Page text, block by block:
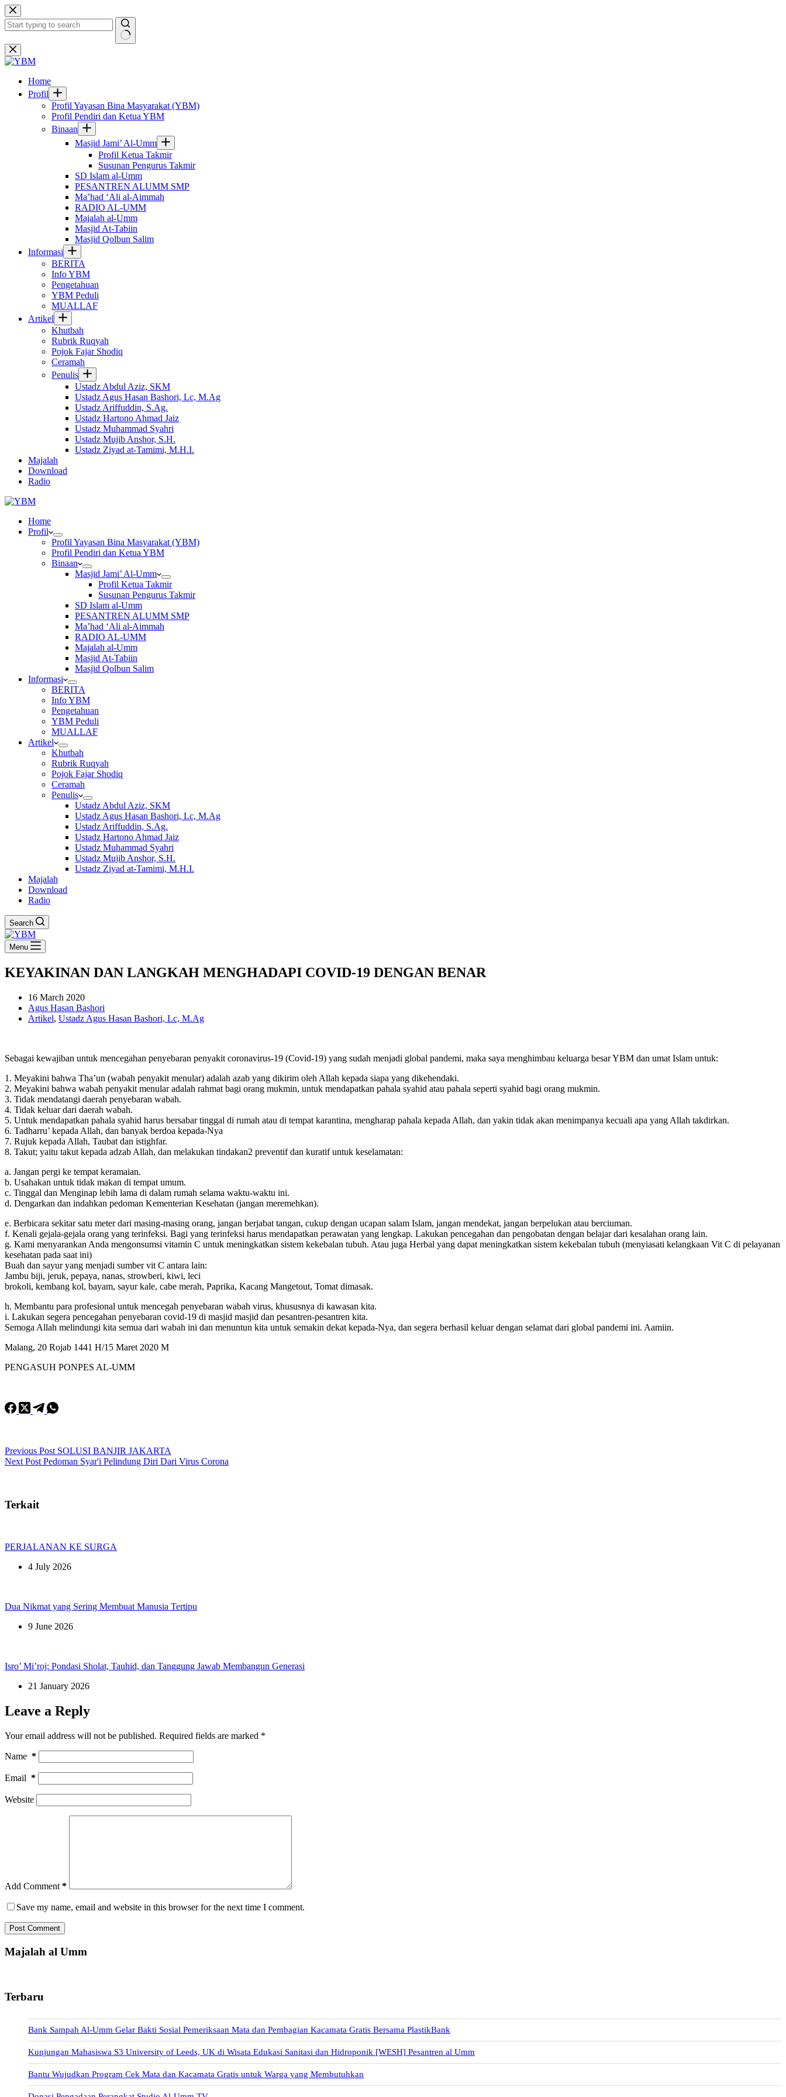
Skip
to
content
No
results
Home
Profil
Profil Yayasan Bina Masyarakat (YBM)
Profil Pendiri dan Ketua YBM
Binaan
Masjid Jami’ Al-Umm
Profil Ketua Takmir
Susunan Pengurus Takmir
SD Islam al-Umm
PESANTREN ALUMM SMP
Ma’had ‘Ali al-Aimmah
RADIO AL-UMM
Majalah al-Umm
Masjid At-Tabiin
Masjid Qolbun Salim
Informasi
BERITA
Info YBM
Pengetahuan
YBM Peduli
MUALLAF
Artikel
Khutbah
Rubrik Ruqyah
Pojok Fajar Shodiq
Ceramah
Penulis
Ustadz Abdul Aziz, SKM
Ustadz Agus Hasan Bashori, Lc, M.Ag
Ustadz Ariffuddin, S.Ag.
Ustadz Hartono Ahmad Jaiz
Ustadz Muhammad Syahri
Ustadz Mujib Anshor, S.H.
Ustadz Ziyad at-Tamimi, M.H.I.
Majalah
Download
Radio
Home
Profil
Profil Yayasan Bina Masyarakat (YBM)
Profil Pendiri dan Ketua YBM
Binaan
Masjid Jami’ Al-Umm
Profil Ketua Takmir
Susunan Pengurus Takmir
SD Islam al-Umm
PESANTREN ALUMM SMP
Ma’had ‘Ali al-Aimmah
RADIO AL-UMM
Majalah al-Umm
Masjid At-Tabiin
Masjid Qolbun Salim
Informasi
BERITA
Info YBM
Pengetahuan
YBM Peduli
MUALLAF
Artikel
Khutbah
Rubrik Ruqyah
Pojok Fajar Shodiq
Ceramah
Penulis
Ustadz Abdul Aziz, SKM
Ustadz Agus Hasan Bashori, Lc, M.Ag
Ustadz Ariffuddin, S.Ag.
Ustadz Hartono Ahmad Jaiz
Ustadz Muhammad Syahri
Ustadz Mujib Anshor, S.H.
Ustadz Ziyad at-Tamimi, M.H.I.
Majalah
Download
Radio
Search
Menu
KEYAKINAN DAN LANGKAH MENGHADAPI COVID-19 DENGAN BENAR
16 March 2020
Agus Hasan Bashori
Artikel, Ustadz Agus Hasan Bashori, Lc, M.Ag
Sebagai kewajiban untuk mencegahan penyebaran penyakit coronavirus-19 (Covid-19) yang sudah menjadi global pandemi, maka saya menghimbau keluarga besar YBM dan umat Islam untuk:
1. Meyakini bahwa Tha’un (wabah penyakit menular) adalah azab yang dikirim oleh Allah kepada siapa yang dikehendaki.
2. Meyakini bahwa wabah penyakit menular adalah rahmat bagi orang mukmin, untuk mendapatkan pahala syahid atau pahala seperti syahid bagi orang mukmin.
3. Tidak mendatangi daerah penyebaran wabah.
4. Tidak keluar dari daerah wabah.
5. Untuk mendapatkan pahala syahid harus bersabar tinggal di rumah atau di tempat karantina, mengharap pahala kepada Allah, dan yakin tidak akan menimpanya kecuali apa yang Allah takdirkan.
6. Tadharru’ kepada Allah, dan banyak berdoa kepada-Nya
7. Rujuk kepada Allah, Taubat dan istighfar.
8. Takut; yaitu takut kepada adzab Allah, dan melakukan tindakan2 preventif dan kuratif untuk keselamatan:
a. Jangan pergi ke tempat keramaian.
b. Usahakan untuk tidak makan di tempat umum.
c. Tinggal dan Menginap lebih lama di dalam rumah selama waktu-waktu ini.
d. Dengarkan dan indahkan pedoman Kementerian Kesehatan (jangan meremehkan).
e. Berbicara sekitar satu meter dari masing-masing orang, jangan berjabat tangan, cukup dengan ucapan salam Islam, jangan mendekat, jangan berpelukan atau berciuman.
f. Kenali gejala-gejala orang yang terinfeksi. Bagi yang terinfeksi harus mendapatkan perawatan yang lengkap. Lakukan pencegahan dan pengobatan dengan belajar dari kesalahan orang lain.
g. Kami menyarankan Anda mengonsumsi vitamin C untuk meningkatkan sistem kekebalan tubuh. Atau juga Herbal yang dapat meningkatkan sistem kekebalan tubuh (menyiasati kelangkaan Vit C di pelayanan
kesehatan pada saat ini)
Buah dan sayur yang menjadi sumber vit C antara lain:
Jambu biji, jeruk, pepaya, nanas, strowberi, kiwi, leci
brokoli, kembang kol, bayam, sayur kale, cabe merah, Paprika, Kacang Mangetout, Tomat dimasak.
h. Membantu para profesional untuk mencegah penyebaran wabah virus, khususnya di kawasan kita.
i. Lakukan segera pencegahan penyebaran covid-19 di masjid masjid dan pesantren-pesantren kita.
Semoga Allah melindungi kita semua dari wabah ini dan menuntun kita untuk semakin dekat kepada-Nya, dan segera berhasil keluar dengan selamat dari global pandemi ini. Aamiin.
Malang, 20 Rojab 1441 H/15 Maret 2020 M
PENGASUH PONPES AL-UMM
Previous Post SOLUSI BANJIR JAKARTA
Next Post Pedoman Syar'i Pelindung Diri Dari Virus Corona
Terkait
PERJALANAN KE SURGA
4 July 2026
Dua Nikmat yang Sering Membuat Manusia Tertipu
9 June 2026
Isro’ Mi’roj: Pondasi Sholat, Tauhid, dan Tanggung Jawab Membangun Generasi
21 January 2026
Leave a Reply
Your email address will not be published. Required fields are marked *
Name *
Email *
Website
Add Comment *
Save my name, email and website in this browser for the next time I comment.
Post Comment
Majalah al Umm
Terbaru
Bank Sampah Al-Umm Gelar Bakti Sosial Pemeriksaan Mata dan Pembagian Kacamata Gratis Bersama PlastikBank
Kunjungan Mahasiswa S3 University of Leeds, UK di Wisata Edukasi Sanitasi dan Hidroponik [WESH] Pesantren al Umm
Bantu Wujudkan Program Cek Mata dan Kacamata Gratis untuk Warga yang Membutuhkan